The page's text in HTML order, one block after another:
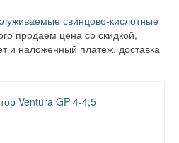
свинцово-кислотные
продаем цена со скидкой,
и наложенный платеж, доставка